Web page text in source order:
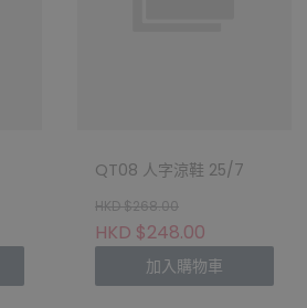
QT08 人字涼鞋 25/7
HKD $268.00
HKD $248.00
加入購物車